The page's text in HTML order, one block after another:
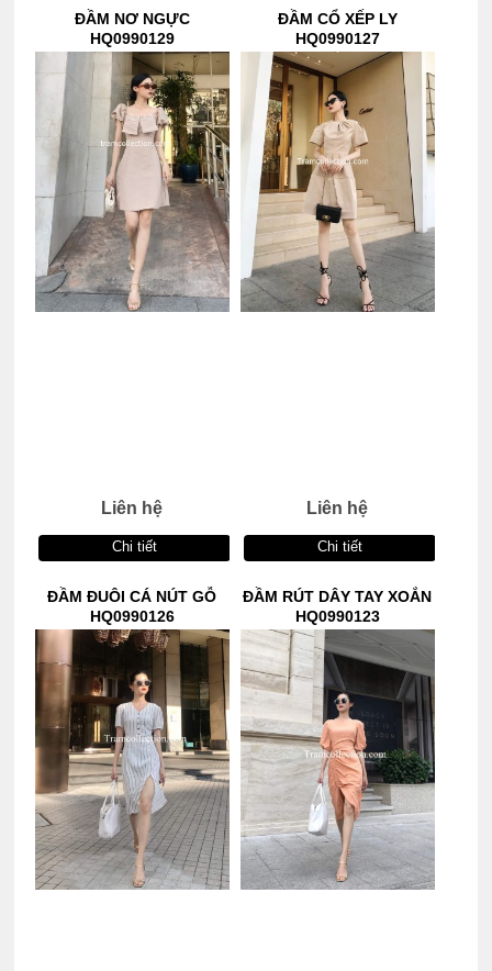
ĐẦM NƠ NGỰC
HQ0990129
Liên hệ
Chi tiết
ĐẦM CỔ XẾP LY
HQ0990127
Liên hệ
Chi tiết
ĐẦM ĐUÔI CÁ NÚT GỖ
HQ0990126
ĐẦM RÚT DÂY TAY XOẮN
HQ0990123